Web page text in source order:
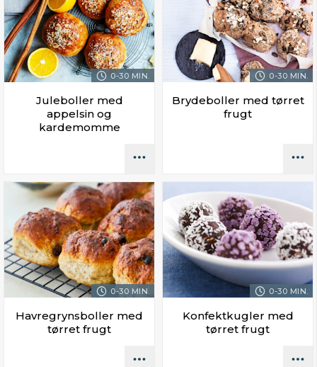
0-30 MIN.
Juleboller med
appelsin og
kardemomme
0-30 MIN.
Brydeboller med tørret
frugt
0-30 MIN.
Havregrynsboller med
tørret frugt
0-30 MIN.
Konfektkugler med
tørret frugt